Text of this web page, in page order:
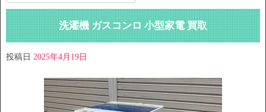
洗濯機 ガスコンロ 小型家電 買取
投稿日 2025年4月19日